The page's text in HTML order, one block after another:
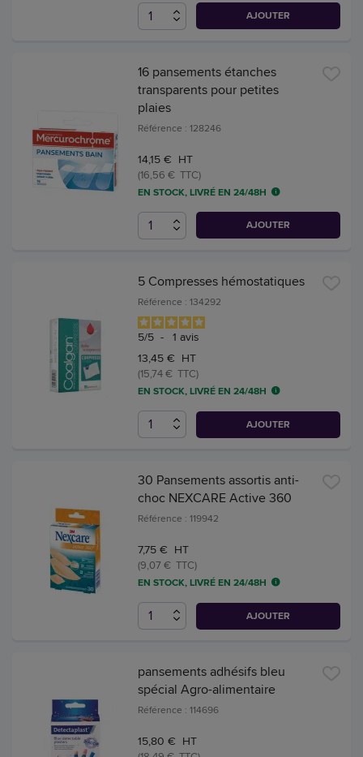
AJOUTER
16 pansements étanches
transparents pour petites
plaies
Référence : 128246
14,15 € HT
(16,56 € TTC)
EN STOCK, LIVRÉ EN 24/48H
AJOUTER
5 Compresses hémostatiques
Référence : 134292
5/5 - 1 avis
13,45 € HT
(15,74 € TTC)
EN STOCK, LIVRÉ EN 24/48H
AJOUTER
30 Pansements assortis anti-
choc NEXCARE Active 360
Référence : 119942
7,75 € HT
(9,07 € TTC)
EN STOCK, LIVRÉ EN 24/48H
AJOUTER
pansements adhésifs bleu
spécial Agro-alimentaire
Référence : 114696
15,80 € HT